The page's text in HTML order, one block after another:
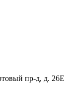
пр-д, д. 26Е